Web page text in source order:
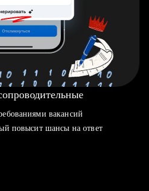
вакансий
повысит шансы на ответ